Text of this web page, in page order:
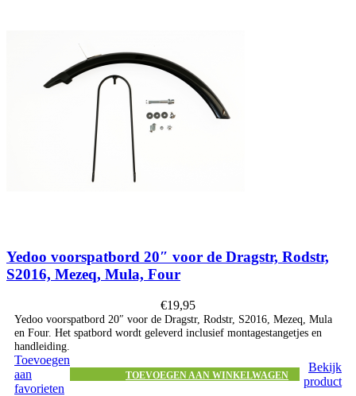
Yedoo voorspatbord 20″ voor de Dragstr, Rodstr,
S2016, Mezeq, Mula, Four
€19,95
Yedoo voorspatbord 20″ voor de Dragstr, Rodstr, S2016, Mezeq, Mula
en Four. Het spatbord wordt geleverd inclusief montagestangetjes en
handleiding.
Toevoegen
aan
favorieten
TOEVOEGEN AAN WINKELWAGEN
Bekijk
product